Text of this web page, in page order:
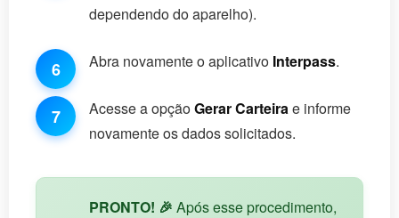
dependendo do aparelho).
6 Abra novamente o aplicativo Interpass.
7 Acesse a opçãoGerar Carteirae informe
novamente os dados solicitados.
PRONTO! 🎉 Após esse procedimento,